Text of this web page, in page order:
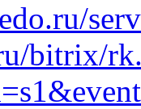
bitrix/